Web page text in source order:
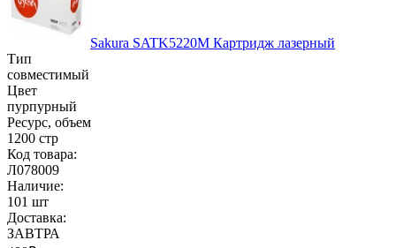
Sakura SATK5220M Картридж лазерный
Тип
совместимый
Цвет
пурпурный
Ресурс, объем
1200 стр
Код товара:
Л078009
Наличие:
101 шт
Доставка:
ЗАВТРА